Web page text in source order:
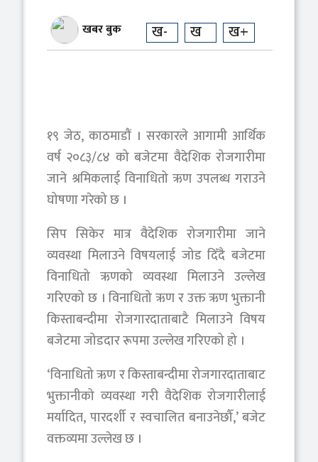
खबर बुक ख- ख ख+
१९ जेठ, काठमाडौं । सरकारले आगामी आर्थिक
वर्ष २०८३/८४ को बजेटमा वैदेशिक रोजगारीमा
जाने श्रमिकलाई विनाधितो ऋण उपलब्ध गराउने
घोषणा गरेको छ ।
सिप सिकेर मात्र वैदेशिक रोजगारीमा जाने
व्यवस्था मिलाउने विषयलाई जोड दिँदै बजेटमा
विनाधितो ऋणको व्यवस्था मिलाउने उल्लेख
गरिएको छ । विनाधितो ऋण र उक्त ऋण भुक्तानी
किस्ताबन्दीमा रोजगारदाताबाटै मिलाउने विषय
बजेटमा जोडदार रूपमा उल्लेख गरिएको हो ।
‘विनाधितो ऋण र किस्ताबन्दीमा रोजगारदाताबाट
भुक्तानीको व्यवस्था गरी वैदेशिक रोजगारीलाई
मर्यादित, पारदर्शी र स्वचालित बनाउनेछौँ,’ बजेट
वक्तव्यमा उल्लेख छ ।